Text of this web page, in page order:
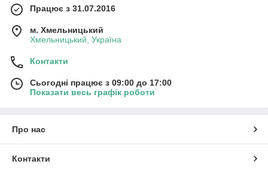
Працює з 31.07.2016
м. Хмельницький
Хмельницький, Україна
Контакти
Сьогодні працює з 09:00 до 17:00
Показати весь графік роботи
Про нас
Контакти